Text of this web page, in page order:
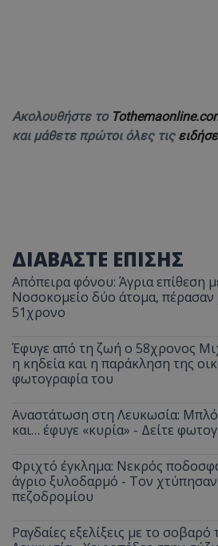
Ακολουθήστε το
και μάθετε πρώτοι όλες τις
ΔΙΑΒΑΣΤΕ ΕΠΙΣΗΣ
Απόπειρα φόνου: Άγρια επίθεση
Νοσοκομείο δύο άτομα, πέρασαν
51χρονο
Έφυγε από τη ζωή ο 58χρονος
η κηδεία και η παράκληση της
φωτογραφία του
Αναστάτωση στη Λευκωσία:
και… έφυγε «κυρία» - Δείτε
Φριχτό έγκλημα: Νεκρός
άγριο ξυλοδαρμό - Τον
πεζοδρομίου
Ραγδαίες εξελίξεις με το σοβαρό